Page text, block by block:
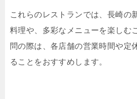
これらのレストランでは、長崎の
料理や、多彩なメニューを楽しむ
問の際は、各店舗の営業時間や定
ることをおすすめします。